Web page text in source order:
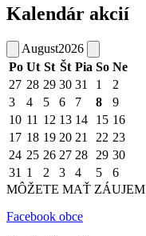
Kalendár akcií
August2026
Po Ut St Št Pia So Ne
27 28 29 30 31 1
2
3
4 5 6 7 8
9
10 11 12 13 14 15 16
17 18 19 20 21 22 23
24 25 26 27 28 29 30
31 1 2 3 4 5
6
MÔŽETE MAŤ ZÁUJEM
Facebook obce